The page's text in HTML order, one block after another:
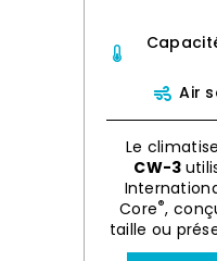
Air
Le
CW-3
Core®,
taille ou